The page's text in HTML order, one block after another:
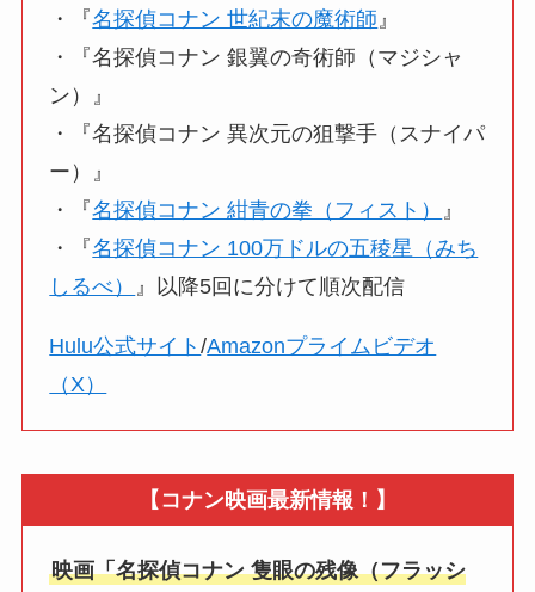
・『名探偵コナン 世紀末の魔術師 』
・『名探偵コナン 銀翼の奇術師（マジシャ
ン）』
・『名探偵コナン 異次元の狙撃手（スナイパ
ー）』
・『名探偵コナン 紺青の拳（フィスト）
』
・『名探偵コナン 100万ドルの五稜星（みち
しるべ）
』以降5回に分けて順次配信
Hulu公式サイト/Amazonプライムビデオ
（X）
【コナン映画最新情報！】
映画「名探偵コナン 隻眼の残像（フラッシ